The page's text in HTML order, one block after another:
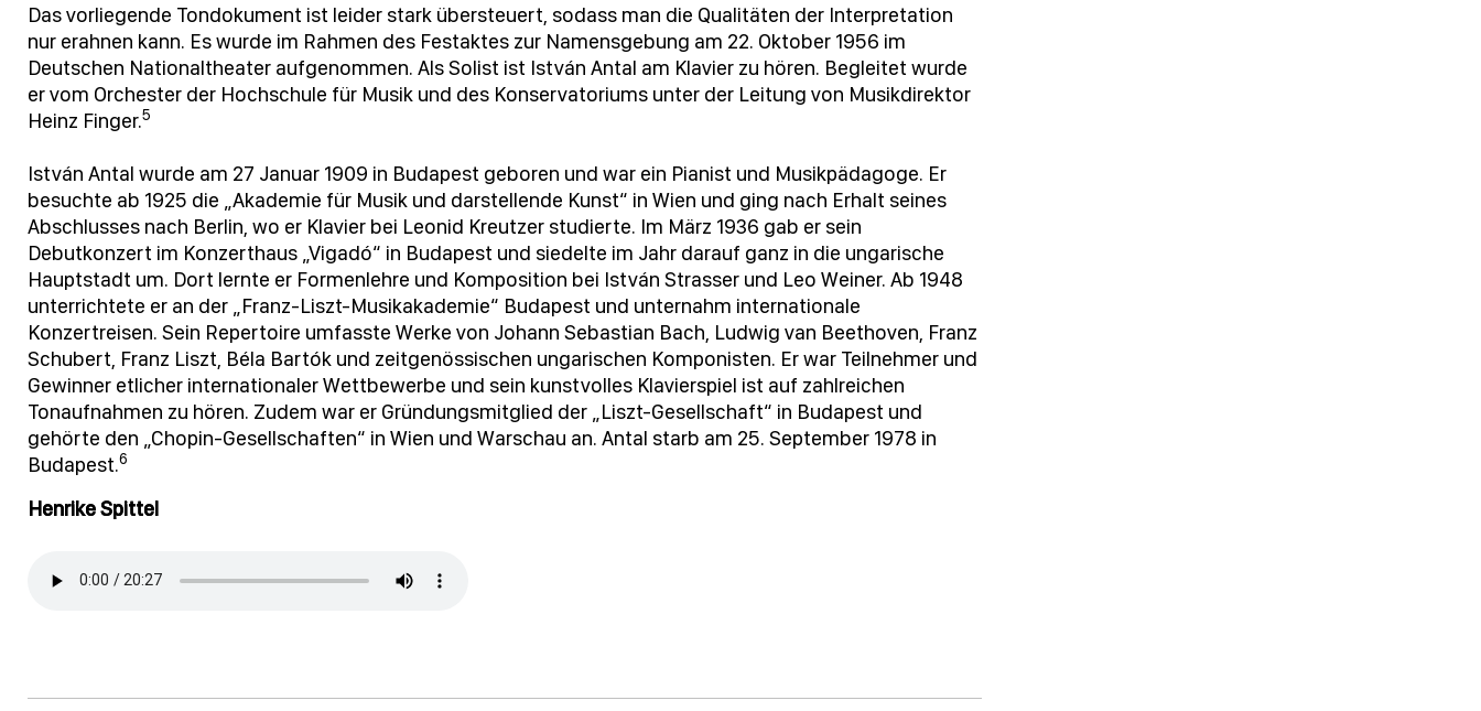
Das vorliegende Tondokument ist leider stark übersteuert, sodass man die Qualitäten der Interpretation
nur erahnen kann. Es wurde im Rahmen des Festaktes zur Namensgebung am 22. Oktober 1956 im
Deutschen Nationaltheater aufgenommen. Als Solist ist István Antal am Klavier zu hören. Begleitet wurde
er vom Orchester der Hochschule für Musik und des Konservatoriums unter der Leitung von Musikdirektor
Heinz Finger.5
István Antal wurde am 27 Januar 1909 in Budapest geboren und war ein Pianist und Musikpädagoge. Er
besuchte ab 1925 die „Akademie für Musik und darstellende Kunst“ in Wien und ging nach Erhalt seines
Abschlusses nach Berlin, wo er Klavier bei Leonid Kreutzer studierte. Im März 1936 gab er sein
Debutkonzert im Konzerthaus „Vigadó“ in Budapest und siedelte im Jahr darauf ganz in die ungarische
Hauptstadt um. Dort lernte er Formenlehre und Komposition bei István Strasser und Leo Weiner. Ab 1948
unterrichtete er an der „Franz-Liszt-Musikakademie“ Budapest und unternahm internationale
Konzertreisen. Sein Repertoire umfasste Werke von Johann Sebastian Bach, Ludwig van Beethoven, Franz
Schubert, Franz Liszt, Béla Bartók und zeitgenössischen ungarischen Komponisten. Er war Teilnehmer und
Gewinner etlicher internationaler Wettbewerbe und sein kunstvolles Klavierspiel ist auf zahlreichen
Tonaufnahmen zu hören. Zudem war er Gründungsmitglied der „Liszt-Gesellschaft“ in Budapest und
gehörte den „Chopin-Gesellschaften“ in Wien und Warschau an. Antal starb am 25. September 1978 in
Budapest.6
Henrike Spittel